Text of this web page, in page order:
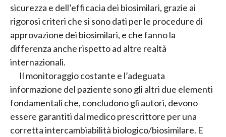
sicurezza e dell’efficacia dei biosimilari, grazie ai
rigorosi criteri che si sono dati per le procedure di
approvazione dei biosimilari, e che fanno la
differenza anche rispetto ad altre realtà
internazionali.
Il monitoraggio costante e l’adeguata
informazione del paziente sono gli altri due elementi
fondamentali che, concludono gli autori, devono
essere garantiti dal medico prescrittore per una
corretta intercambiabilità biologico/biosimilare. E